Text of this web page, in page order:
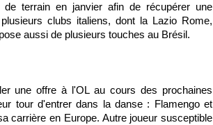
terrain en janvier afin de récupérer une
clubs italiens, dont la Lazio Rome,
aussi de plusieurs touches au Brésil.
une offre à l'OLau cours des prochaines
tour d'entrer dans la danse : Flamengo et
carrière en Europe. Autre joueur susceptible